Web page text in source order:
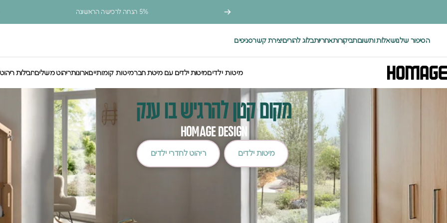
5% הנחה לרכישה הראשונה
הסיפור שלנושאלות ותשובותביקורותאחריותבלוג להוריםיצירת קשרסניפים
HOMAGE DESIGN
HOMAGE DESIGN מיטות ילדיםמיטות ילדים עם מיטת חברמיטות קומותייםארונותריהוט משלים
ריהוט משלים
חבילות
מקום קטן להרגיש בו ענק
HOMAGE DESIGN
מיטות ילדים ריהוט לחדרי ילדים